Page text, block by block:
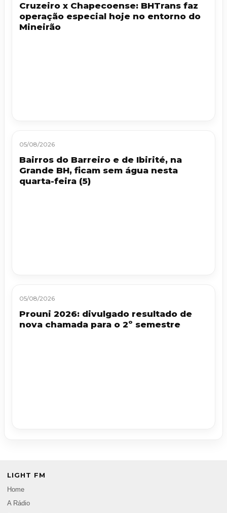
Cruzeiro x Chapecoense: BHTrans faz
operação especial hoje no entorno do
Mineirão
05/08/2026
Bairros do Barreiro e de Ibirité, na
Grande BH, ficam sem água nesta
quarta-feira (5)
05/08/2026
Prouni 2026: divulgado resultado de
nova chamada para o 2º semestre
LIGHT FM
Home
A Rádio